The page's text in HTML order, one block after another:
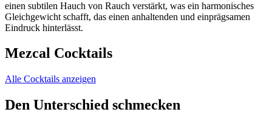
einen subtilen Hauch von Rauch verstärkt, was ein harmonisches
Gleichgewicht schafft, das einen anhaltenden und einprägsamen
Eindruck hinterlässt.
Mezcal Cocktails
Alle Cocktails anzeigen
Den Unterschied schmecken